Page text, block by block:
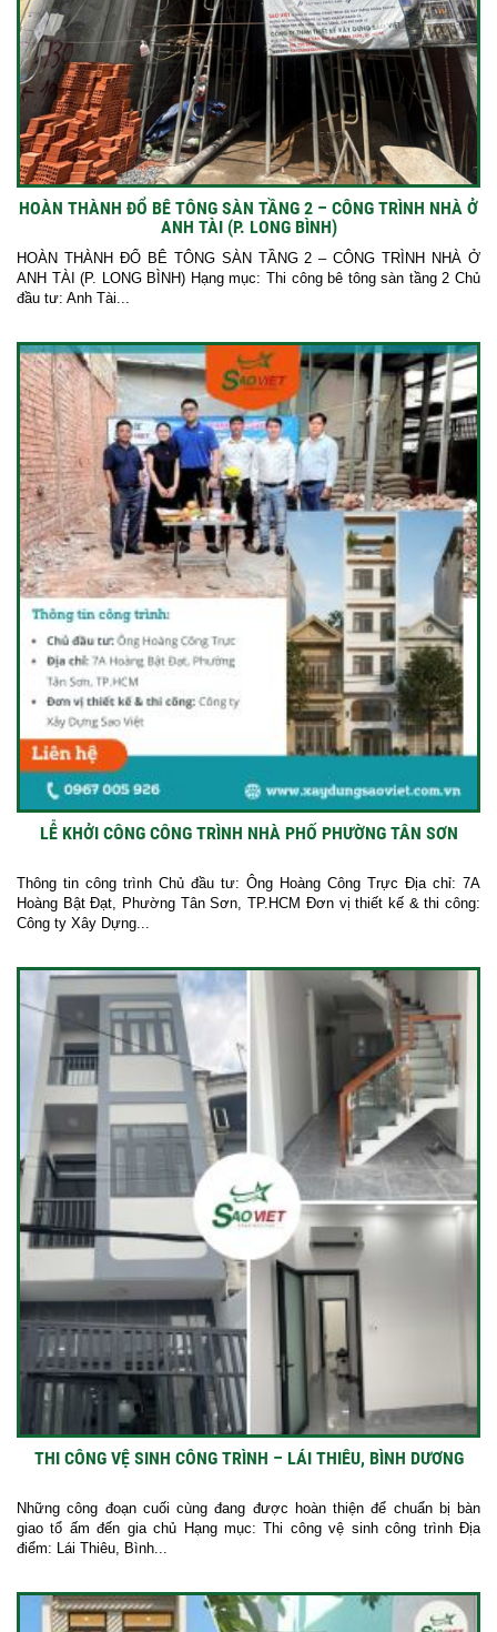
HOÀN THÀNH ĐỔ BÊ TÔNG SÀN TẦNG 2 – CÔNG TRÌNH NHÀ Ở
ANH TÀI (P. LONG BÌNH)
HOÀN THÀNH ĐỔ BÊ TÔNG SÀN TẦNG 2 – CÔNG TRÌNH NHÀ Ở
ANH TÀI (P. LONG BÌNH) Hạng mục: Thi công bê tông sàn tầng 2 Chủ
đầu tư: Anh Tài...
LỄ KHỞI CÔNG CÔNG TRÌNH NHÀ PHỐ PHƯỜNG TÂN SƠN
Thông tin công trình Chủ đầu tư: Ông Hoàng Công Trực Địa chỉ: 7A
Hoàng Bật Đạt, Phường Tân Sơn, TP.HCM Đơn vị thiết kế & thi công:
Công ty Xây Dựng...
THI CÔNG VỆ SINH CÔNG TRÌNH – LÁI THIÊU, BÌNH DƯƠNG
Những công đoạn cuối cùng đang được hoàn thiện để chuẩn bị bàn
giao tổ ấm đến gia chủ Hạng mục: Thi công vệ sinh công trình Địa
điểm: Lái Thiêu, Bình...